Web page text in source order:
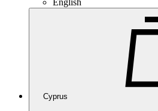
Cyprus